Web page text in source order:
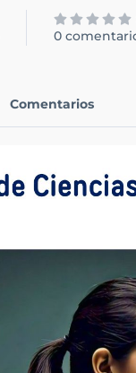
0
Comentarios